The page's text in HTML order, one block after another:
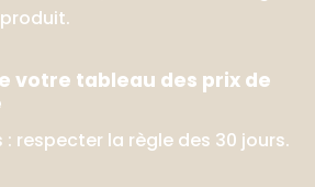
votre tableau des prix de
respecter la règle des 30 jours.